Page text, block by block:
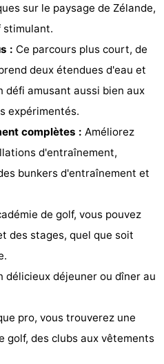
sur le paysage de Zélande,
stimulant.
: Ce parcours plus court, de
deux étendues d'eau et
défi amusant aussi bien aux
expérimentés.
complètes : Améliorez
d'entraînement,
bunkers d'entraînement et
de golf, vous pouvez
des stages, quel que soit
délicieux déjeuner ou dîner au
pro, vous trouverez une
golf, des clubs aux vêtements